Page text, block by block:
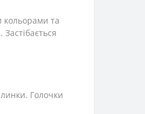
кольорами та
Голочки